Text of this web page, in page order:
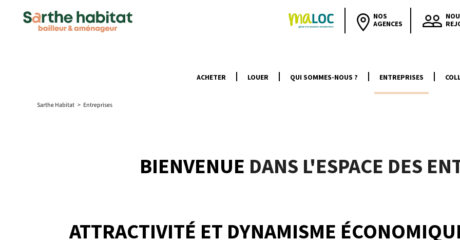
NOS
AGENCES
ACHETER LOUER QUI SOMMES-NOUS ? ENTREPRISES
Sarthe Habitat > Entreprises
BIENVENUE DANS L'ESPACE DES
ATTRACTIVITÉ ET DYNAMISME